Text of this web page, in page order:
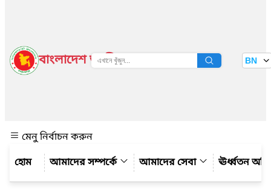
বাংলাদেশ জাতীয় তথ্য বাতায়ন BN
মেনু নির্বাচন করুন
আমাদের সম্পর্কে
আমাদের সেবা ঊর্ধ্বতন